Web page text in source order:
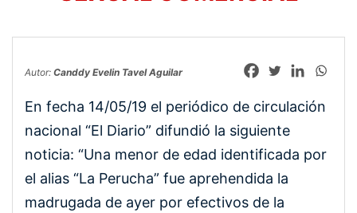
Autor: Canddy Evelin Tavel Aguilar
En fecha 14/05/19 el periódico de circulación
nacional “El Diario” difundió la siguiente
noticia: “Una menor de edad identificada por
el alias “La Perucha” fue aprehendida la
madrugada de ayer por efectivos de la